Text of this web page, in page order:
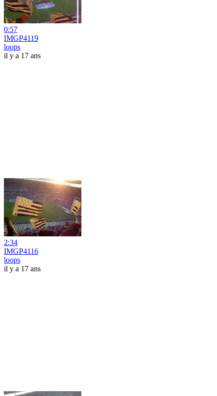
0:57
IMGP4119
loops
il y a 17 ans
2:34
IMGP4116
loops
il y a 17 ans